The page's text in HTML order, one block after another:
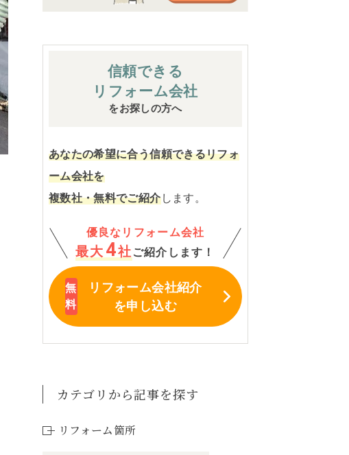
信頼できる
リフォーム会社
をお探しの方へ
あなたの希望に合う信頼できるリフォ
ーム会社を
複数社・無料でご紹介します。
優良なリフォーム会社
最大 4社 ご紹介します！
リフォーム会社紹介
を申し込む
カテゴリから記事を探す
リフォーム箇所